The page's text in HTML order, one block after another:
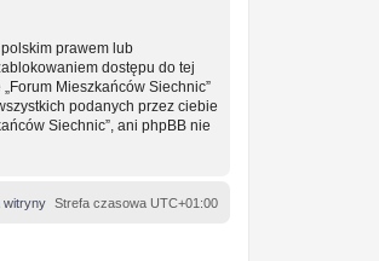
prawem lub
dostępu do tej
Mieszkańców Siechnic”
podanych przez ciebie
Siechnic”, ani phpBB nie
Strefa czasowa UTC+01:00
witryny